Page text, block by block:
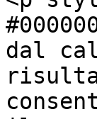
dal